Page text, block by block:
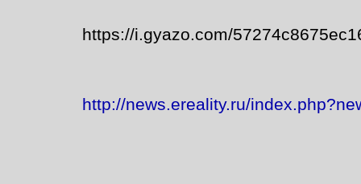
https://i.gyazo.com/
http://news.ereality.ru/